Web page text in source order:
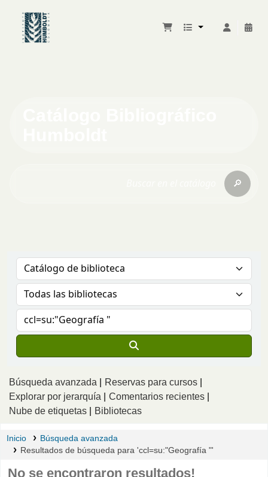
🔎
Búsqueda avanzada
Reservas para cursos
Explorar por jerarquía
Comentarios recientes
Nube de etiquetas
Bibliotecas
Inicio
Búsqueda avanzada
Resultados de búsqueda para 'ccl=su:"Geografía "'
No se encontraron resultados!